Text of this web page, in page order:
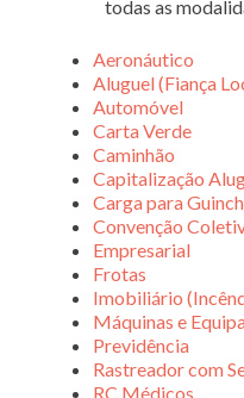
todas as
Aeronáutico
Aluguel (Fiança
Automóvel
Carta Verde
Caminhão
Capitalização
Carga para
Convenção
Empresarial
Frotas
Imobiliário
Máquinas e
Previdência
Rastreador com
RC Médicos